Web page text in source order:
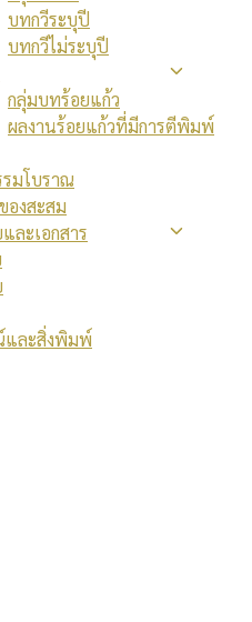
บทกวีระบุปี
บทกวีไม่ระบุปี
กลุ่มบทร้อยแก้ว
ผลงานร้อยแก้วที่มีการตีพิมพ์
มโบราณ
องสะสม
ละเอกสาร
ละสิ่งพิมพ์